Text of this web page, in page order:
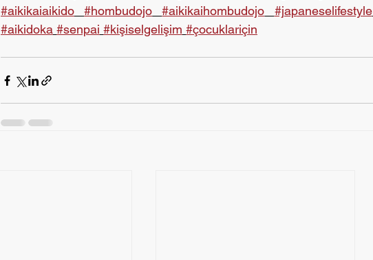
#aikikaiaikido
#hombudojo #aikikaihombudojo #japaneselifestyle
#aikidoka #senpai #kişiselgelişim #çocuklariçin